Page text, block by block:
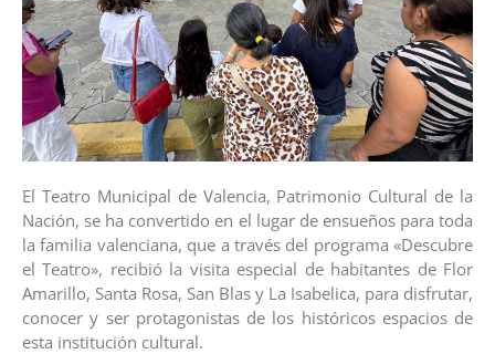
El Teatro Municipal de Valencia, Patrimonio Cultural de la
Nación, se ha convertido en el lugar de ensueños para toda
la familia valenciana, que a través del programa «Descubre
el Teatro», recibió la visita especial de habitantes de Flor
Amarillo, Santa Rosa, San Blas y La Isabelica, para disfrutar,
conocer y ser protagonistas de los históricos espacios de
esta institución cultural.